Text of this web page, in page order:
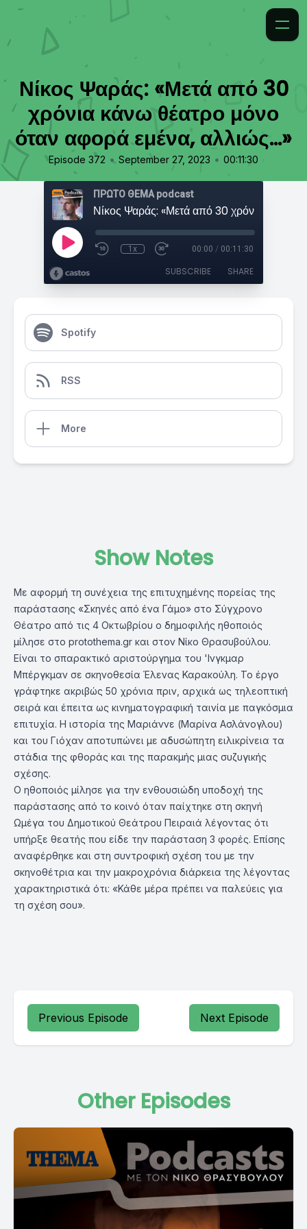
Νίκος Ψαράς: «Μετά από 30
χρόνια κάνω θέατρο μόνο
όταν αφορά εμένα, αλλιώς...»
Episode 372 • September 27, 2023 • 00:11:30
ΠΡΩΤΟ ΘΕΜΑ podcast
1x 00:00 / 00:11:30
SUBSCRIBE SHARE
Spotify
RSS
More
Show Notes
Με αφορμή τη συνέχεια της επιτυχημένης πορείας της
παράστασης «Σκηνές από ένα Γάμο» στο Σύγχρονο
Θέατρο από τις 4 Οκτωβρίου ο δημοφιλής ηθοποιός
μίλησε στο protothema.gr και στον Νίκο Θρασυβούλου.
Είναι το σπαρακτικό αριστούργημα του 'Ινγκμαρ
Μπέργκμαν σε σκηνοθεσία Έλενας Καρακούλη. Το έργο
γράφτηκε ακριβώς 50 χρόνια πριν, αρχικά ως τηλεοπτική
σειρά και έπειτα ως κινηματογραφική ταινία με παγκόσμια
επιτυχία. Η ιστορία της Μαριάννε (Μαρίνα Ασλάνογλου)
και του Γιόχαν αποτυπώνει με αδυσώπητη ειλικρίνεια τα
στάδια της φθοράς και της παρακμής μιας συζυγικής
σχέσης.
Ο ηθοποιός μίλησε για την ενθουσιώδη υποδοχή της
παράστασης από το κοινό όταν παίχτηκε στη σκηνή
Ωμέγα του Δημοτικού Θεάτρου Πειραιά λέγοντας ότι
υπήρξε θεατής που είδε την παράσταση 3 φορές. Επίσης
αναφέρθηκε και στη συντροφική σχέση του με την
σκηνοθέτρια και την μακροχρόνια διάρκεια της λέγοντας
χαρακτηριστικά ότι: «Κάθε μέρα πρέπει να παλεύεις για
τη σχέση σου».
Previous Episode Next Episode
Other Episodes